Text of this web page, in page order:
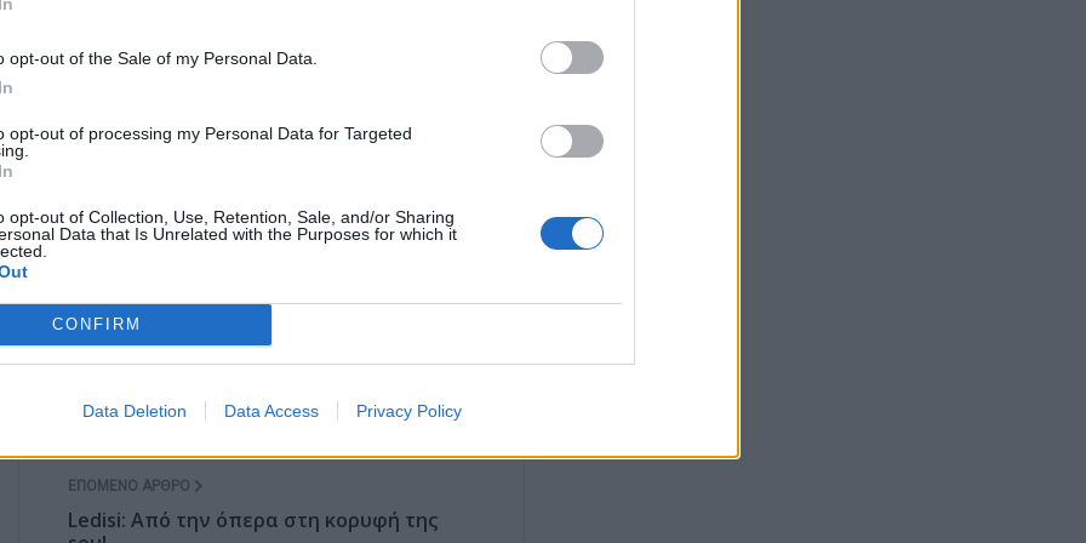
opt-out of the Sale of my Personal Data.
opt-out of processing my Personal Data for Targeted
opt-out of Collection, Use, Retention, Sale, and/or Sharing
Data that Is Unrelated with the Purposes for which it
CONFIRM
Data Deletion Data Access Privacy Policy
στο Open
υλικό στην ΕΡΤ
εργατικό και με πολλές ευαισθησίες κορίτσι»
ΕΠΌΜΕΝΟ ΆΡΘΡΟ
Ledisi: Από την όπερα στη κορυφή της